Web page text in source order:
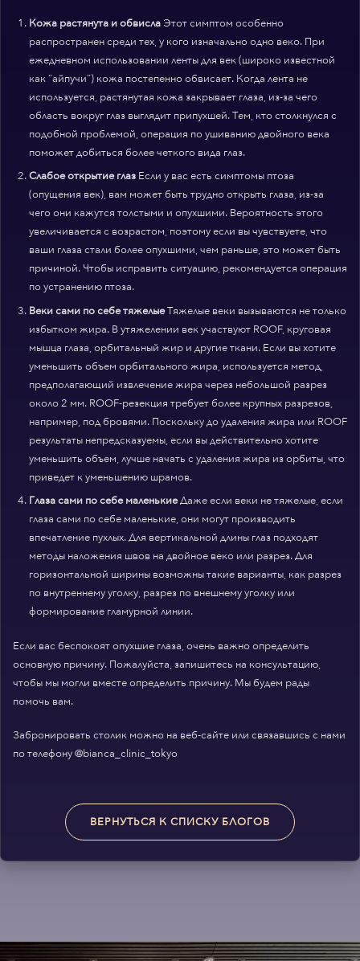
Кожа растянута и обвислаЭтот симптом особенно
распространен среди тех, у кого изначально одно веко. При
ежедневном использовании ленты для век (широко известной
как “айпучи”) кожа постепенно обвисает. Когда лента не
используется, растянутая кожа закрывает глаза, из-за чего
область вокруг глаз выглядит припухшей. Тем, кто столкнулся с
подобной проблемой, операция по ушиванию двойного века
поможет добиться более четкого вида глаз.
Слабое открытие глазЕсли у вас есть симптомы птоза
(опущения век), вам может быть трудно открыть глаза, из-за
чего они кажутся толстыми и опухшими. Вероятность этого
увеличивается с возрастом, поэтому если вы чувствуете, что
ваши глаза стали более опухшими, чем раньше, это может быть
причиной. Чтобы исправить ситуацию, рекомендуется операция
по устранению птоза.
Веки сами по себе тяжелыеТяжелые веки вызываются не только
избытком жира. В утяжелении век участвуют ROOF, круговая
мышца глаза, орбитальный жир и другие ткани. Если вы хотите
уменьшить объем орбитального жира, используется метод,
предполагающий извлечение жира через небольшой разрез
около 2 мм. ROOF-резекция требует более крупных разрезов,
например, под бровями. Поскольку до удаления жира или ROOF
результаты непредсказуемы, если вы действительно хотите
уменьшить объем, лучше начать с удаления жира из орбиты, что
приведет к уменьшению шрамов.
Глаза сами по себе маленькиеДаже если веки не тяжелые, если
глаза сами по себе маленькие, они могут производить
впечатление пухлых. Для вертикальной длины глаз подходят
методы наложения швов на двойное веко или разрез. Для
горизонтальной ширины возможны такие варианты, как разрез
по внутреннему уголку, разрез по внешнему уголку или
формирование гламурной линии.
Если вас беспокоят опухшие глаза, очень важно определить
основную причину. Пожалуйста, запишитесь на консультацию,
чтобы мы могли вместе определить причину. Мы будем рады
помочь вам.
Забронировать столик можно на веб-сайте или связавшись с нами
по телефону @bianca_clinic_tokyo
ВЕРНУТЬСЯ К СПИСКУ БЛОГОВ